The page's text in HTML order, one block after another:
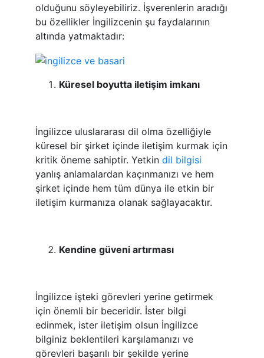
olduğunu söyleyebiliriz. İşverenlerin aradığı
bu özellikler İngilizcenin şu faydalarının
altında yatmaktadır:
Küresel boyutta iletişim imkanı
İngilizce uluslararası dil olma özelliğiyle
küresel bir şirket içinde iletişim kurmak için
kritik öneme sahiptir. Yetkin dil bilgisi
yanlış anlamalardan kaçınmanızı ve hem
şirket içinde hem tüm dünya ile etkin bir
iletişim kurmanıza olanak sağlayacaktır.
Kendine güveni artırması
İngilizce işteki görevleri yerine getirmek
için önemli bir beceridir. İster bilgi
edinmek, ister iletişim olsun İngilizce
bilginiz beklentileri karşılamanızı ve
görevleri başarılı bir şekilde yerine